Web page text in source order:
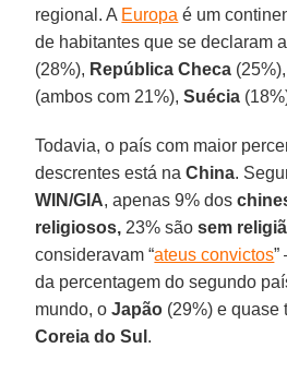
regional. A Europa é um
de habitantes que se declaram
(28%), República Checa (25%),
(ambos com 21%),Suécia
Todavia, o país com maior
descrentes está naChina.
WIN/GIA, apenas 9% dos
religiosos, 23% sãosem
consideravam “ateus convictos”
da percentagem do segundo
mundo, oJapão (29%) e quase
Coreia do Sul .